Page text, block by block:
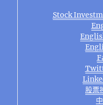
Stock
股票